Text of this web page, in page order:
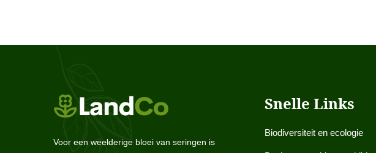
Voor een weelderige bloei van seringen is
Snelle Links
Biodiversiteit en ecologie